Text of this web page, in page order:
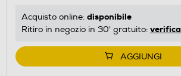
Acquisto online: disponibile
Ritiro in negozio in 30' gratuito: verifica
AGGIUNGI